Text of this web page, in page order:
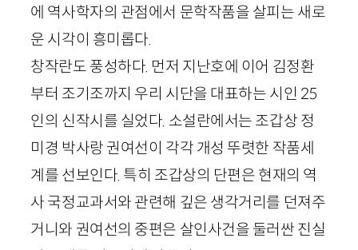
에 역사학자의 관점에서 문학작품을 살피는 새로
운 시각이 흥미롭다.
창작란도 풍성하다. 먼저 지난호에 이어 김정환
부터 조기조까지 우리 시단을 대표하는 시인 25
인의 신작시를 실었다. 소설란에서는 조갑상 정
미경 박사랑 권여선이 각각 개성 뚜렷한 작품세
계를 선보인다. 특히 조갑상의 단편은 현재의 역
사 국정교과서와 관련해 깊은 생각거리를 던져주
거니와 권여선의 중편은 살인사건을 둘러싼 진실